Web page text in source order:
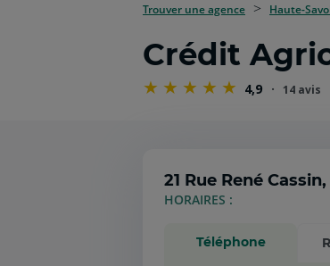
Trouver une agence Haute-
Crédit
4,9 14 avis
21 Rue René Cassin,
HORAIRES :
Téléphone